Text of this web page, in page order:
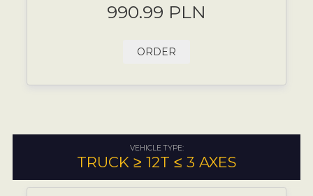
990.99 PLN
ORDER
VEHICLE TYPE:
TRUCK ≥ 12T ≤ 3 AXES